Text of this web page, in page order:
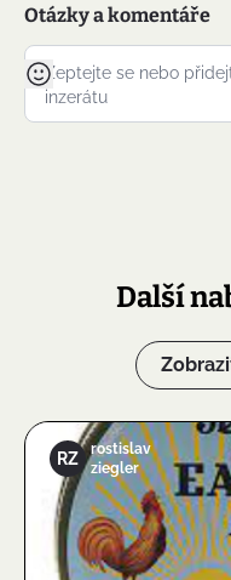
Otázky a komentáře
Další
RZ
rostislav
ziegler